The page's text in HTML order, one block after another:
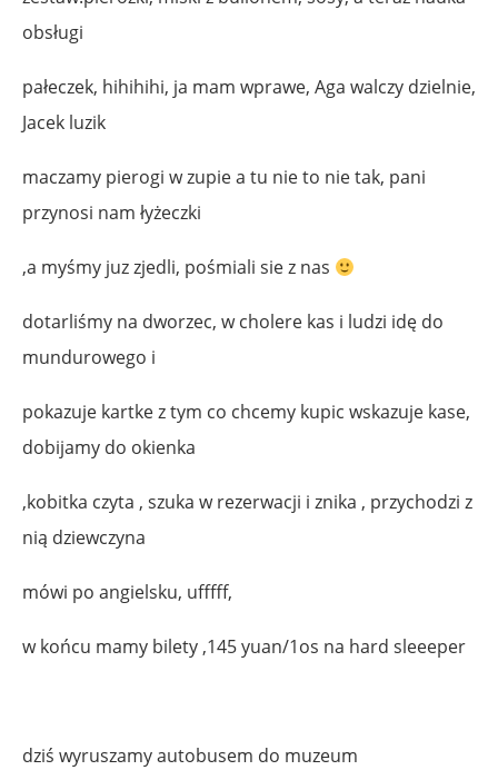
obsługi
pałeczek, hihihihi, ja mam wprawe, Aga walczy dzielnie,
Jacek luzik
maczamy pierogi w zupie a tu nie to nie tak, pani
przynosi nam łyżeczki
,a myśmy juz zjedli, pośmiali sie z nas
dotarliśmy na dworzec, w cholere kas i ludzi idę do
mundurowego i
pokazuje kartke z tym co chcemy kupic wskazuje kase,
dobijamy do okienka
,kobitka czyta , szuka w rezerwacji i znika , przychodzi z
nią dziewczyna
mówi po angielsku, ufffff,
w końcu mamy bilety ,145 yuan/1os na hard sleeeper
dziś wyruszamy autobusem do muzeum